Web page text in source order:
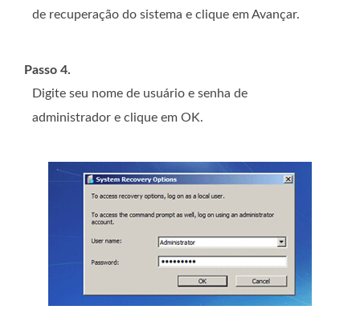
de recuperação do sistema e clique em Avançar.
Passo 4.
Digite seu nome de usuário e senha de
administrador e clique em OK.